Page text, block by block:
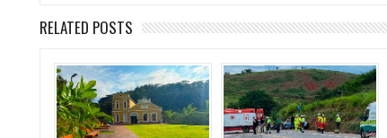
RELATED POSTS